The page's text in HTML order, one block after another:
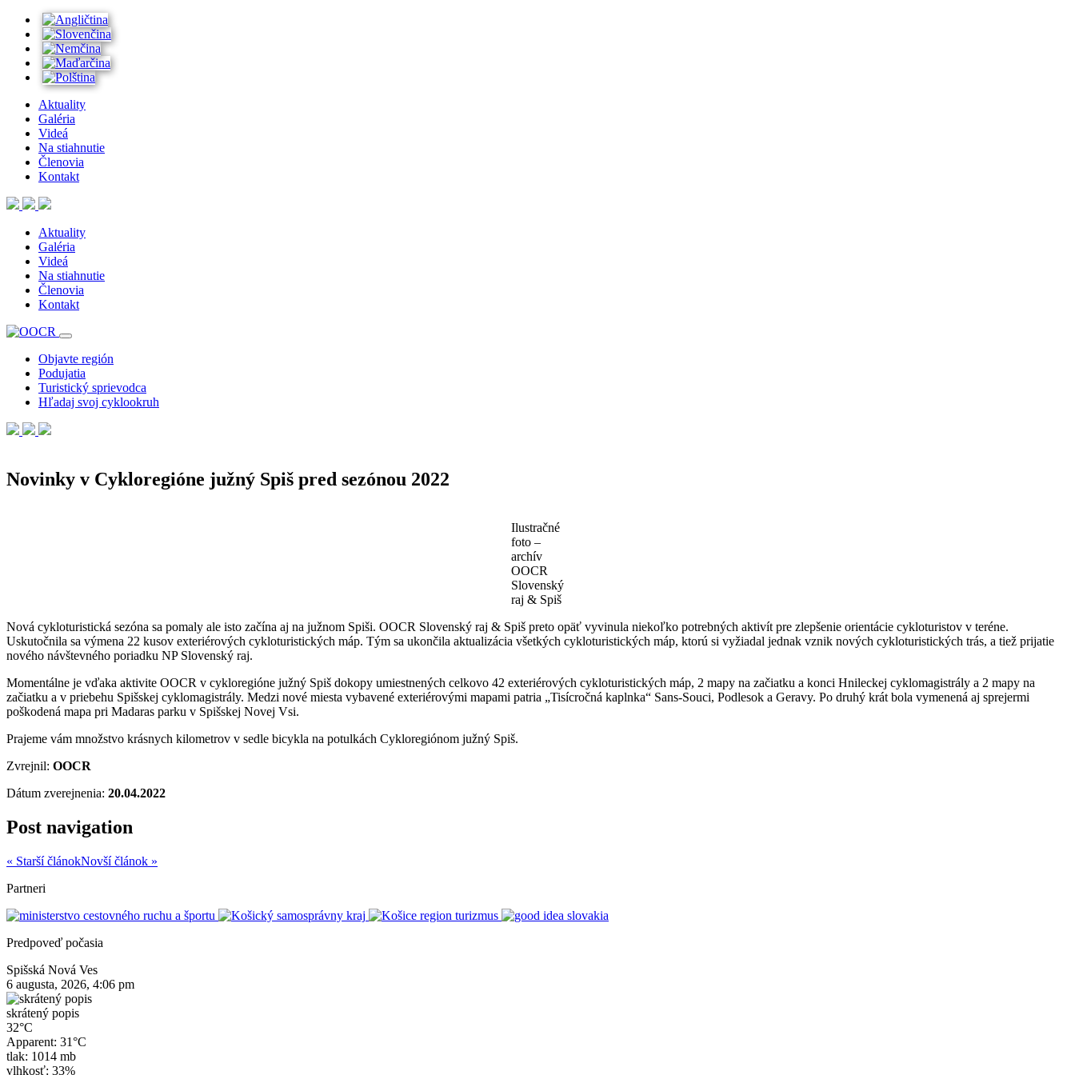
Aktuality
Galéria
Videá
Na stiahnutie
Členovia
Kontakt
Aktuality
Galéria
Videá
Na stiahnutie
Členovia
Kontakt
Objavte región
Podujatia
Turistický sprievodca
Hľadaj svoj cyklookruh
Novinky v Cykloregióne južný Spiš pred sezónou 2022
Ilustračné
foto –
archív
OOCR
Slovenský
raj & Spiš
Nová cykloturistická sezóna sa pomaly ale isto začína aj na južnom Spiši. OOCR Slovenský raj & Spiš preto opäť vyvinula niekoľko potrebných aktivít pre zlepšenie orientácie cykloturistov v teréne.
Uskutočnila sa výmena 22 kusov exteriérových cykloturistických máp. Tým sa ukončila aktualizácia všetkých cykloturistických máp, ktorú si vyžiadal jednak vznik nových cykloturistických trás, a tiež prijatie
nového návštevného poriadku NP Slovenský raj.
Momentálne je vďaka aktivite OOCR v cykloregióne južný Spiš dokopy umiestnených celkovo 42 exteriérových cykloturistických máp, 2 mapy na začiatku a konci Hnileckej cyklomagistrály a 2 mapy na
začiatku a v priebehu Spišskej cyklomagistrály. Medzi nové miesta vybavené exteriérovými mapami patria „Tisícročná kaplnka“ Sans-Souci, Podlesok a Geravy. Po druhý krát bola vymenená aj sprejermi
poškodená mapa pri Madaras parku v Spišskej Novej Vsi.
Prajeme vám množstvo krásnych kilometrov v sedle bicykla na potulkách Cykloregiónom južný Spiš.
Zvrejnil: OOCR
Dátum zverejnenia: 20.04.2022
Post navigation
« Starší článokNovší článok »
Partneri
Predpoveď počasia
Spišská Nová Ves
6 augusta, 2026, 4:06 pm
skrátený popis
32°C
Apparent: 31°C
tlak: 1014 mb
vlhkosť: 33%